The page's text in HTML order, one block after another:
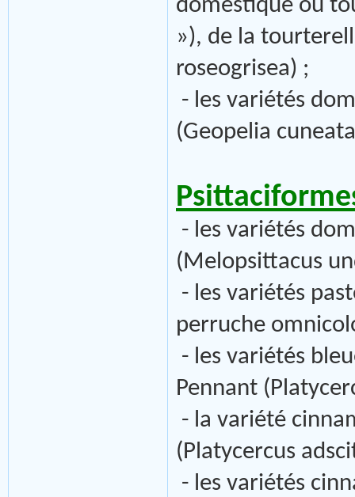
domestique ou
»), de la
roseogrisea) ;
- les variétés
(Geopelia
- les variétés
(Melopsittacus
- les variétés
perruche
- les variétés
Pennant
- la variété
(Platycercus
- les variétés